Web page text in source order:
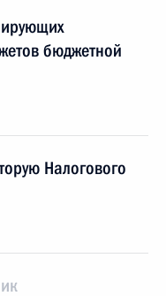
бюджетной
Налогового